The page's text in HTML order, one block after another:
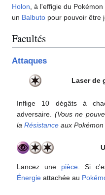
Holon , à l'effigie du Pokémon
un Balbuto pour pouvoir être
Facultés
Attaques
Laser de
Inflige 10 dégâts à
adversaire. (Vous ne
la Résistance aux Pokémon
Lancez une pièce. Si
Énergie attachée au